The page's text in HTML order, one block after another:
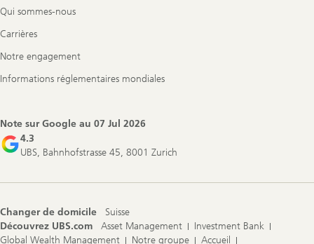
Qui sommes-nous
Carrières
Notre engagement
Informations réglementaires mondiales
Note sur Google au 07 Jul 2026
4.3
UBS, Bahnhofstrasse 45, 8001 Zurich
Changer de domicile
Suisse
Découvrez UBS.com
Asset Management
Investment Bank
Global Wealth Management
Notre groupe
Accueil